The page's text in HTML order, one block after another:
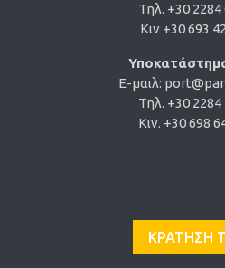
Τηλ. +30 2284
Κιν +30 693
E-μαιλ:
Τηλ. +30 2284
Κιν. +30 698
ΚΡΑΤΗΣΗ